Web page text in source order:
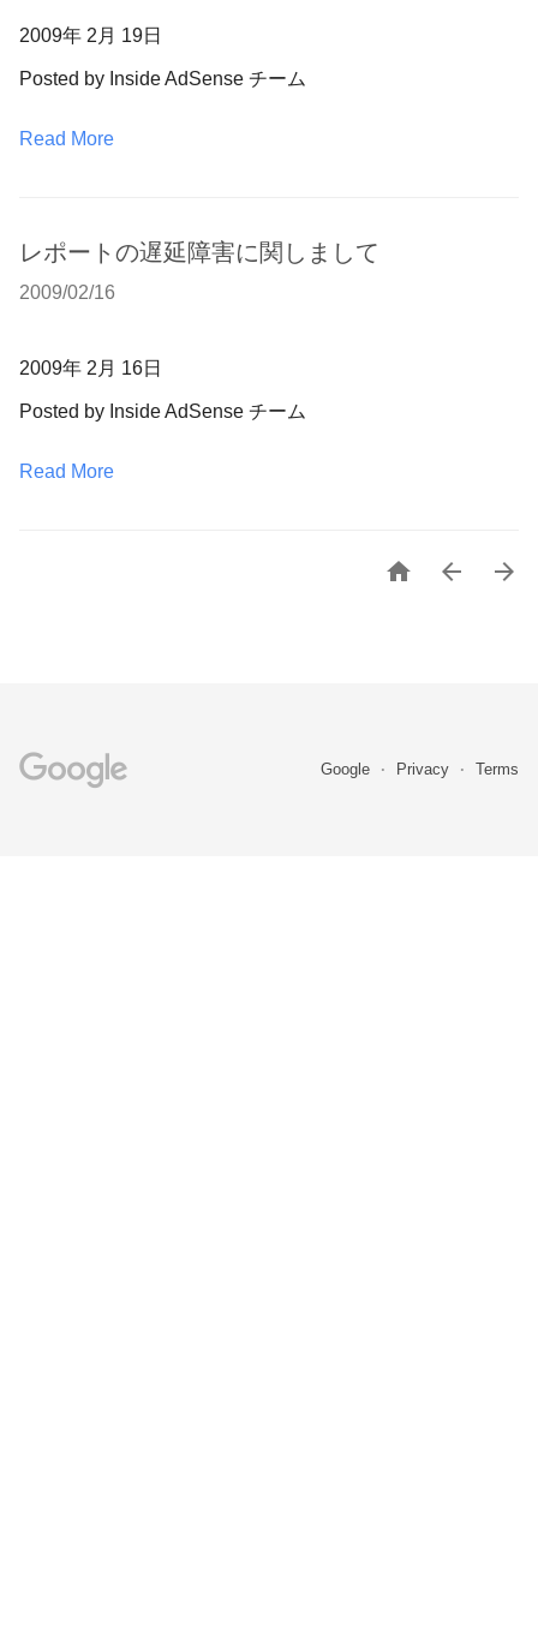
2009年 2 月 19日
Posted by Inside AdSense チーム
Read More
レポートの遅延障害に関しまして
2009/02/16
2009年 2 月 16日
Posted by Inside AdSense チーム
Read More
  
Google Privacy Terms